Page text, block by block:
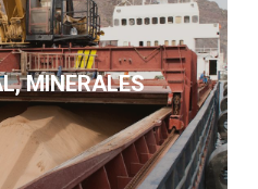
MINERALES